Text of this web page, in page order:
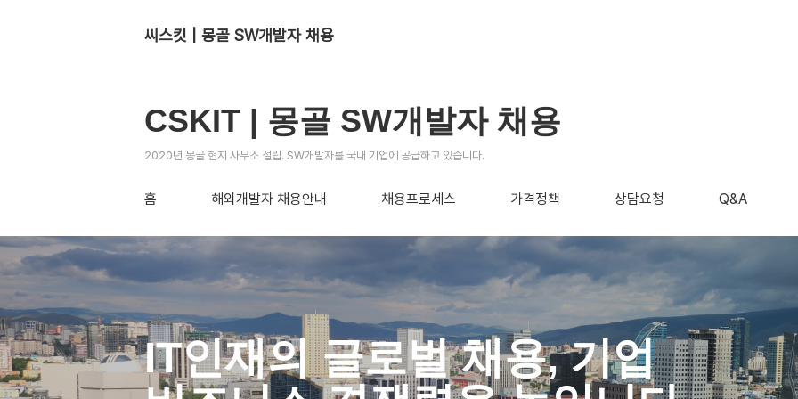
씨스킷 | 몽골 SW개발자 채용
CSKIT | 몽골 SW개발자 채용
2020년 몽골 현지 사무소 설립. SW개발자를 국내 기업에 공급하고 있습니다.
홈 해외개발자 채용안내 채용프로세스 가격정책 상담요청 Q&A
IT인재의 글로벌 채용, 기업